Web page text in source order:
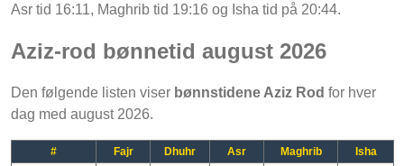
Asr tid 16:11, Maghrib tid 19:16 og Isha tid på 20:44.
Aziz-rod bønnetid august 2026
Den følgende listen viser bønnstidene Aziz Rod for hver
dag med august 2026.
# Fajr Dhuhr Asr Maghrib
Isha